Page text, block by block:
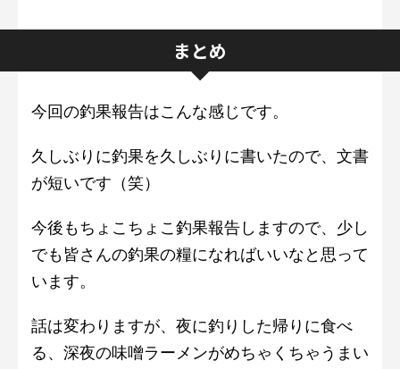
まとめ
今回の釣果報告はこんな感じです。
久しぶりに釣果を久しぶりに書いたので、文書
が短いです（笑）
今後もちょこちょこ釣果報告しますので、少し
でも皆さんの釣果の糧になればいいなと思って
います。
話は変わりますが、夜に釣りした帰りに食べ
る、深夜の味噌ラーメンがめちゃくちゃうまい